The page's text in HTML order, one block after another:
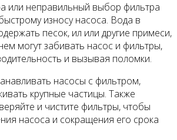
или неправильный выбор фильтра
износу насоса. Вода в
песок, ил или другие примеси,
могут забивать насос и фильтры,
и вызывая поломки.
насосы с фильтром,
крупные частицы. Также
и чистите фильтры, чтобы
насоса и сокращения его срока